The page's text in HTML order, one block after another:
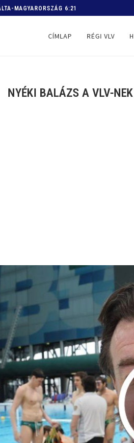
– A TOVÁBBI PROGRAM
CÍMLAP RÉGI VLV
NYÉKI BALÁZS A VLV-